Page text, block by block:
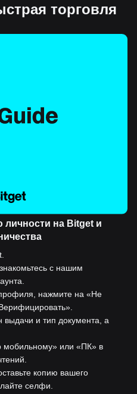
торговля
личности на Bitget и
с нашим
нажмите на «Не
выдачи и тип документа, а
или «ПК» в
копию вашего
селфи.